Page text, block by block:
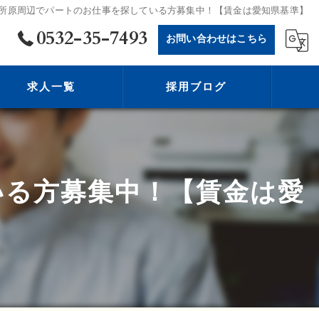
原周辺でパートのお仕事を探している方募集中！【賃金は愛知県基準】
0532-35-7493 お問い合わせはこちら
求人一覧 採用ブログ
方募集中！【賃金は愛